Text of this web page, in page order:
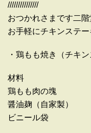
///////////////
おつかれさまです二階
お手軽にチキンステ
・鶏もも焼き（チキ
材料
鶏もも肉の塊
醤油麹（自家製）
ビニール袋